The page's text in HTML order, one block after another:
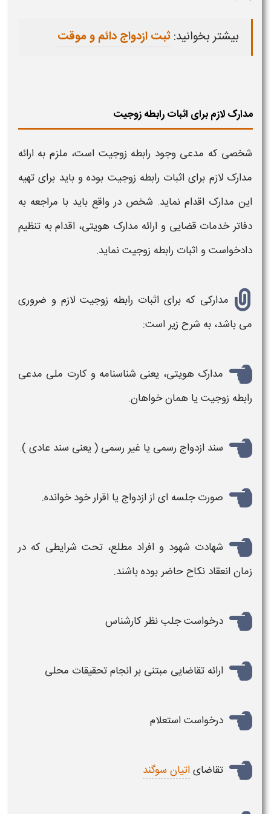
بیشتر بخوانید:ثبت ازدواج دائم و موقت
مدارک لازم برای اثبات رابطه زوجیت
شخصی که مدعی وجود رابطه زوجیت است، ملزم به ارائه
مدارک لازم برای اثبات رابطه زوجیت بوده و باید برای تهیه
این مدارک اقدام نماید. شخص در واقع باید با مراجعه به
دفاتر خدمات قضایی و ارائه مدارک هویتی، اقدام به تنظیم
دادخواست و اثبات رابطه زوجیتنماید.
مدارکی که برای اثبات رابطه زوجیت لازم و ضروری
می باشد، به شرح زیر است:
مدارک هویتی، یعنی شناسنامه و کارت ملی مدعی
رابطه زوجیت یا همان خواهان.
سند ازدواج رسمی یا غیر رسمی ( یعنی سند عادی ).
صورت جلسه ای از ازدواج یا اقرار خود خوانده.
شهادت شهود و افراد مطلع، تحت شرایطی که در
زمان انعقاد نکاح حاضر بوده باشند.
درخواست جلب نظر کارشناس
ارائه تقاضایی مبتنی بر انجام تحقیقات محلی
درخواست استعلام
تقاضایاتیان سوگند